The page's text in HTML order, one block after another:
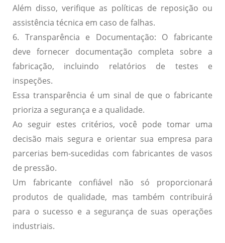
Além disso, verifique as políticas de reposição ou
assistência técnica em caso de falhas.
6. Transparência e Documentação: O fabricante
deve fornecer documentação completa sobre a
fabricação, incluindo relatórios de testes e
inspeções.
Essa transparência é um sinal de que o fabricante
prioriza a segurança e a qualidade.
Ao seguir estes critérios, você pode tomar uma
decisão mais segura e orientar sua empresa para
parcerias bem-sucedidas com fabricantes de vasos
de pressão.
Um fabricante confiável não só proporcionará
produtos de qualidade, mas também contribuirá
para o sucesso e a segurança de suas operações
industriais.